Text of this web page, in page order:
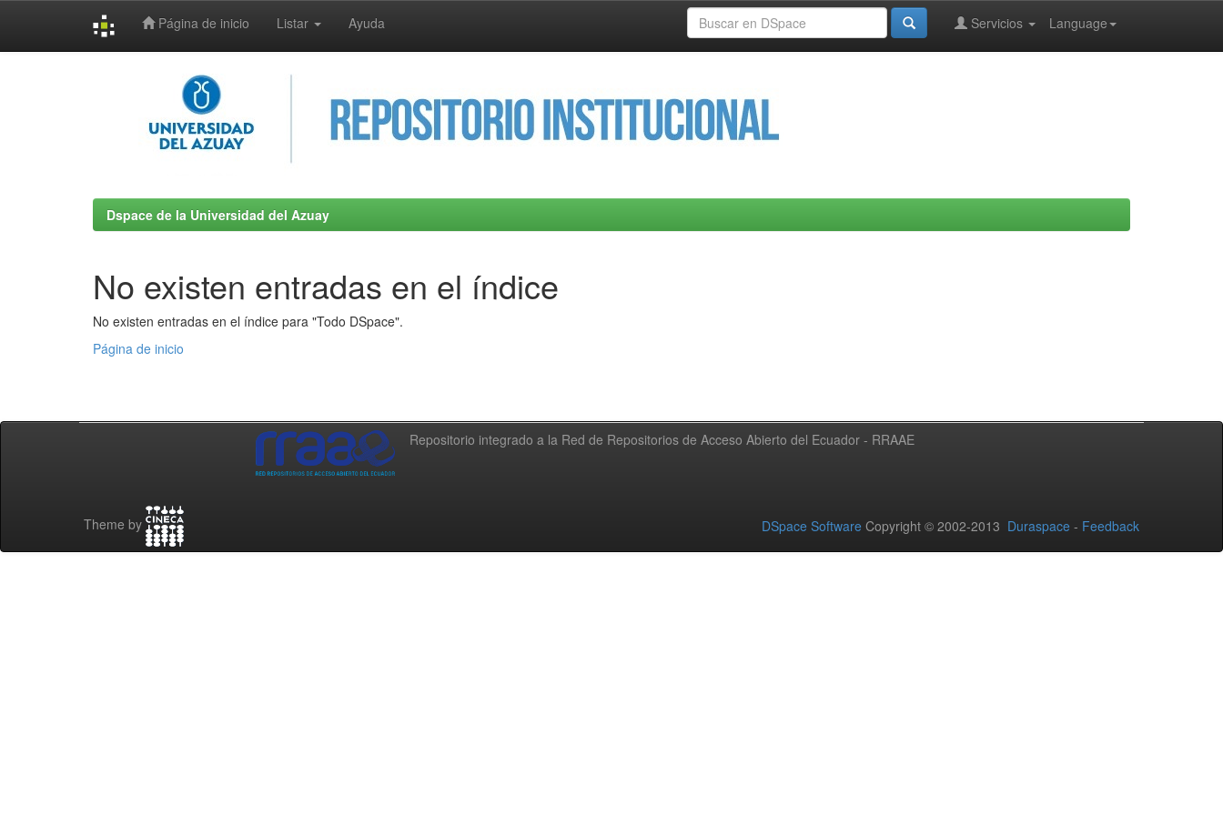
Página de inicio Listar Ayuda Language
Servicios
Dspace de la Universidad del Azuay
No existen entradas en el índice
No existen entradas en el índice para "Todo DSpace".
Página de inicio
Repositorio integrado a la Red de Repositorios de Acceso Abierto del Ecuador - RRAAE
Theme by DSpace Software Copyright © 2002-2013 Duraspace - Feedback